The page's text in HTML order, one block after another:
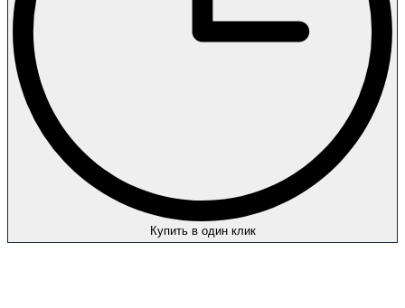
Купить в один клик